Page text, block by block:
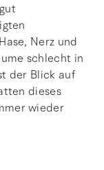
Nerz und
schlecht in
der Blick auf
dieses
wieder